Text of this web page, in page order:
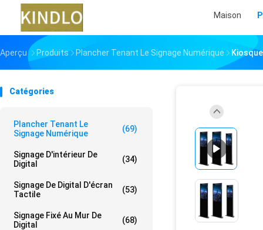
Maison
Aperçu Produits Plancher Tenant Le Signage Numérique
Catégories
Plancher Tenant Le
Signage Numérique
(69)
Signage D'intérieur De
Digital
(34)
Signage De Digital D'écran
Tactile
(53)
Signage Fixé Au Mur De
Digital
(68)